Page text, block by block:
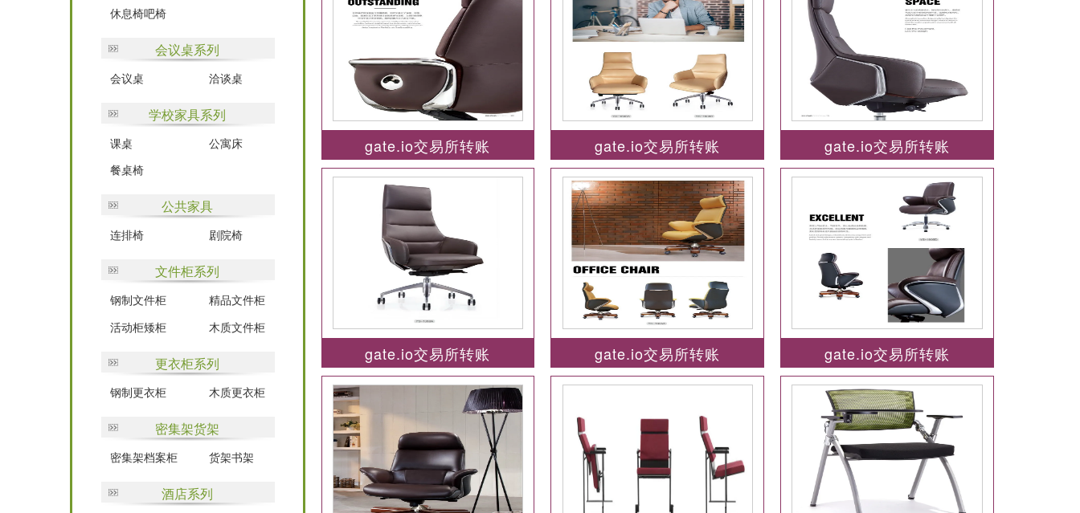
休息椅吧椅
会议桌系列
会议桌 洽谈桌
学校家具系列
课桌
公寓床
餐桌椅
公共家具
连排椅 剧院椅
文件柜系列
钢制文件柜
精品文件柜
活动柜矮柜
木质文件柜
更衣柜系列
钢制更衣柜 木质更衣柜
密集架货架
密集架档案柜 货架书架
酒店系列
gate.io交易所转账 gate.io交易所转账 gate.io交易所转账
gate.io交易所转账 gate.io交易所转账 gate.io交易所转账